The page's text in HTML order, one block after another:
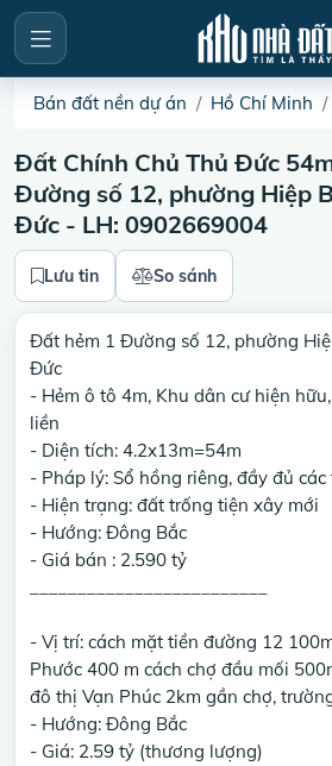
Bán đất nền dự án Hồ Chí Minh
Đất Chính Chủ Thủ Đức
Đường số 12, phường Hiệp
Đức - LH: 0902669004
Lưu tin So sánh
Đất hẻm 1 Đường số 12, phường
Đức
- Hẻm ô tô 4m, Khu dân cư hiện
liền
- Diện tích: 4.2x13m=54m
- Pháp lý: Sổ hồng riêng, đầy đủ các
- Hiện trạng: đất trống tiện xây mới
- Hướng: Đông Bắc
- Giá bán : 2.590 tỷ
- Vị trí: cách mặt tiền đường 12
Phước 400 m cách chợ đầu mối
đô thị Vạn Phúc 2km gần chợ,
- Hướng: Đông Bắc
- Giá: 2.59 tỷ (thương lượng)